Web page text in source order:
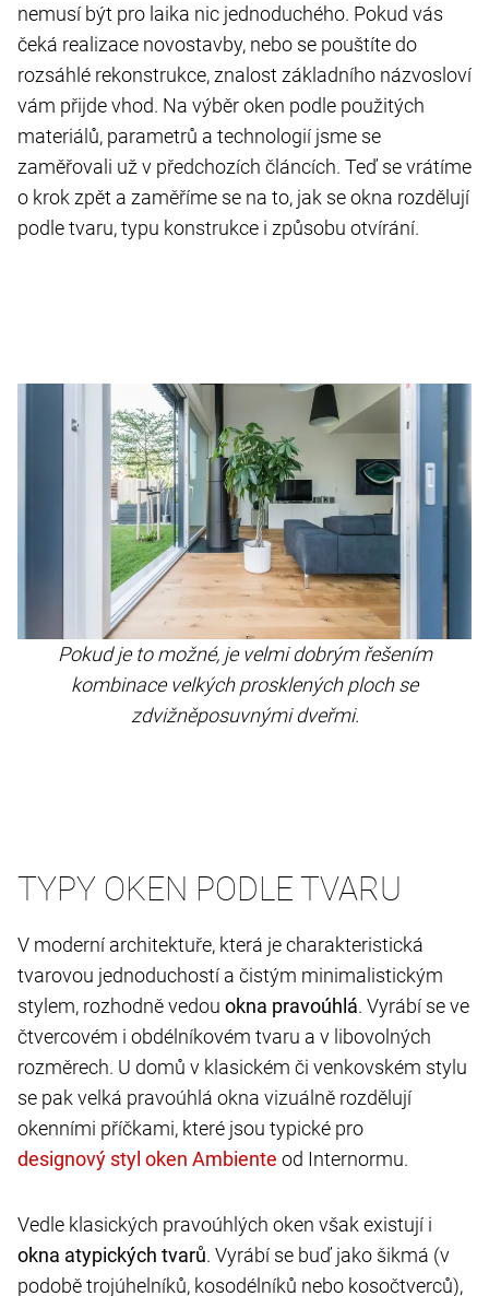
nemusí být pro laika nic jednoduchého. Pokud vás
čeká realizace novostavby, nebo se pouštíte do
rozsáhlé rekonstrukce, znalost základního názvosloví
vám přijde vhod. Na výběr oken podle použitých
materiálů, parametrů a technologií jsme se
zaměřovali už v předchozích článcích. Teď se vrátíme
o krok zpět a zaměříme se na to, jak se okna rozdělují
podle tvaru, typu konstrukce i způsobu otvírání.
Pokud je to možné, je velmi dobrým řešením
kombinace velkých prosklených ploch se
zdvižněposuvnými dveřmi.
TYPY OKEN PODLE TVARU
V moderní architektuře, která je charakteristická
tvarovou jednoduchostí a čistým minimalistickým
stylem, rozhodně vedou okna pravoúhlá. Vyrábí se ve
čtvercovém i obdélníkovém tvaru a v libovolných
rozměrech. U domů v klasickém či venkovském stylu
se pak velká pravoúhlá okna vizuálně rozdělují
okenními příčkami, které jsou typické pro
od Internormu.
Vedle klasických pravoúhlých oken však existují i
okna atypických tvarů. Vyrábí se buď jako šikmá (v
podobě trojúhelníků, kosodélníků nebo kosočtverců),